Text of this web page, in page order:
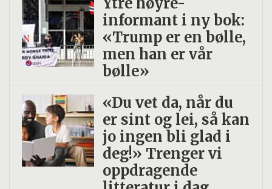
informant i ny bok:
«Trump er en bølle,
men han er vår
bølle»
«Du vet da, når du
er sint og lei, så kan
jo ingen bli glad i
deg!» Trenger vi
oppdragende